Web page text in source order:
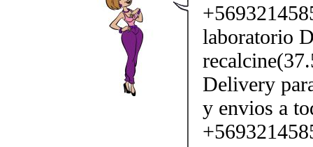
laboratorio
Delivery
y envios a